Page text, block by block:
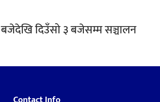
बजेदेखि दिउँसो ३ बजेसम्म सञ्चालन